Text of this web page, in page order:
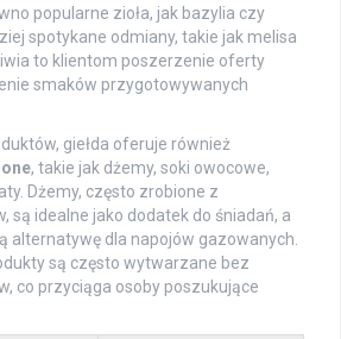
popularne zioła, jak bazylia czy
spotykane odmiany, takie jak melisa
to klientom poszerzenie oferty
smaków przygotowywanych
giełda oferuje również
, takie jak dżemy, soki owocowe,
Dżemy, często zrobione z
są idealne jako dodatek do śniadań, a
alternatywę dla napojów gazowanych.
są często wytwarzane bez
co przyciąga osoby poszukujące